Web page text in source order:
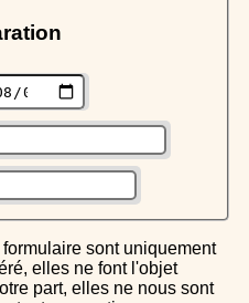
elles ne font l'objet
part, elles ne nous sont